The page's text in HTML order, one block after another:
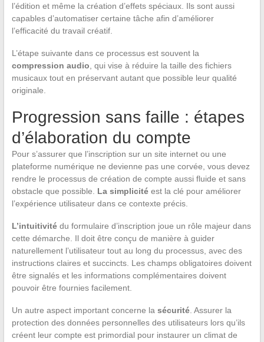
l’édition et même la création d’effets spéciaux. Ils sont aussi
capables d’automatiser certaine tâche afin d’améliorer
l’efficacité du travail créatif.
L’étape suivante dans ce processus est souvent la
compression audio , qui vise à réduire la taille des fichiers
musicaux tout en préservant autant que possible leur qualité
originale.
Progression sans faille : étapes
d’élaboration du compte
Pour s’assurer que l’inscription sur un site internet ou une
plateforme numérique ne devienne pas une corvée, vous devez
rendre le processus de création de compte aussi fluide et sans
obstacle que possible. La simplicitéest la clé pour améliorer
l’expérience utilisateur dans ce contexte précis.
L’intuitivité du formulaire d’inscription joue un rôle majeur dans
cette démarche. Il doit être conçu de manière à guider
naturellement l’utilisateur tout au long du processus, avec des
instructions claires et succincts. Les champs obligatoires doivent
être signalés et les informations complémentaires doivent
pouvoir être fournies facilement.
Un autre aspect important concerne la sécurité. Assurer la
protection des données personnelles des utilisateurs lors qu’ils
créent leur compte est primordial pour instaurer un climat de